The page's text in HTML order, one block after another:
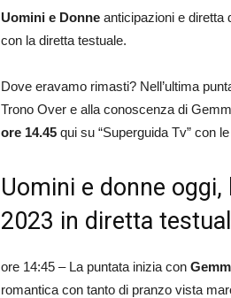
Uomini e Donne anticipazioni e diretta
con la diretta testuale.
Dove eravamo rimasti? Nell’ultima
Trono Over e alla conoscenza di
ore 14.45 qui su “Superguida Tv” con le
Uomini e donne
2023 in diretta
ore 14:45 – La puntata inizia con
romantica con tanto di pranzo vista